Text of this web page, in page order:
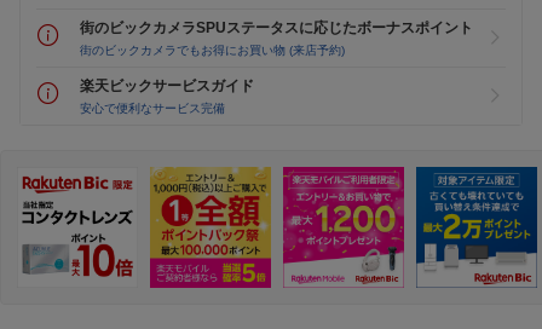
街のビックカメラSPUステータスに応じたボーナスポイント
街のビックカメラでもお得にお買い物 (来店予約)
楽天ビックサービスガイド
安心で便利なサービス完備